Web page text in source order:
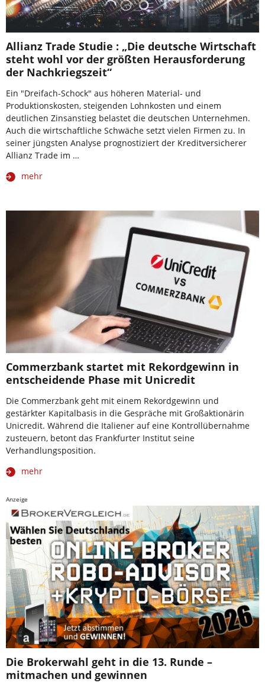
Allianz Trade Studie : „Die deutsche Wirtschaft
steht wohl vor der größten Herausforderung
der Nachkriegszeit“
Ein "Dreifach-Schock" aus höheren Material- und
Produktionskosten, steigenden Lohnkosten und einem
deutlichen Zinsanstieg belastet die deutschen Unternehmen.
Auch die wirtschaftliche Schwäche setzt vielen Firmen zu. In
seiner jüngsten Analyse prognostiziert der Kreditversicherer
Allianz Trade im …
mehr
Commerzbank startet mit Rekordgewinn in
entscheidende Phase mit Unicredit
Die Commerzbank geht mit einem Rekordgewinn und
gestärkter Kapitalbasis in die Gespräche mit Großaktionärin
Unicredit. Während die Italiener auf eine Kontrollübernahme
zusteuern, betont das Frankfurter Institut seine
Verhandlungsposition.
mehr
Anzeige
Die Brokerwahl geht in die 13. Runde –
mitmachen und gewinnen